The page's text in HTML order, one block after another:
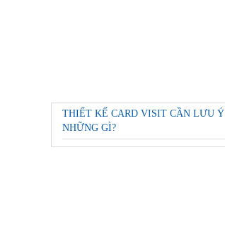
THIẾT KẾ CARD VISIT CẦN LƯU Ý
NHỮNG GÌ?